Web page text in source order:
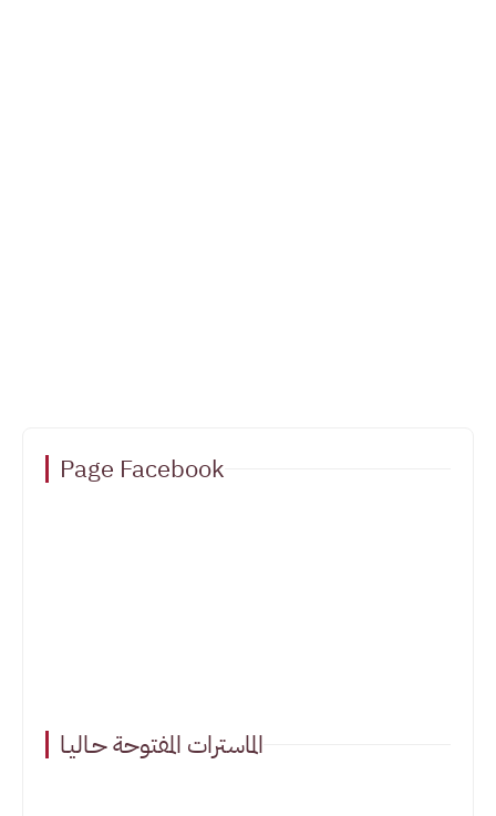
Page Facebook
الماسترات المفتوحة حـاليـا